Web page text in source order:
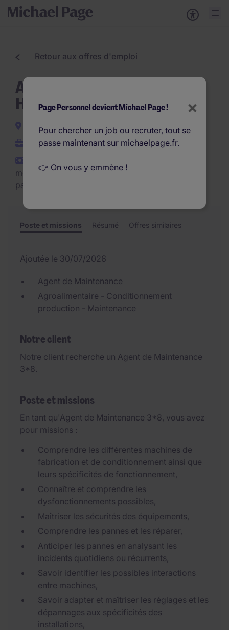
Retour aux offres d'emploi
Agent de Maintenance 3*8
H/F
Sorgues
CDI
mois (€24.000 - €27.600
par an)
Poste et missions Résumé Offres similaires
Ajoutée le 30/07/2026
Agent de Maintenance
Agroalimentaire - Conditionnement
production - Maintenance
Notre client
Notre client recherche un Agent de Maintenance
3*8.
Poste et missions
En tant qu'Agent de Maintenance 3*8, vous avez
pour missions :
Comprendre les différentes machines de
fabrication et de conditionnement ainsi que
leurs spécificités de fonctionnement,
Connaître et comprendre les
dysfonctionnements possibles,
Maîtriser les sécurités des équipements,
Comprendre les pannes et les réparer,
Anticiper les pannes en analysant les
incidents quotidiens ou récurrents,
Savoir identifier les possibles interactions
entre machines,
Savoir adapter et maîtriser les réglages et les
dépannages aux spécificités des
installations,
×
Page Personnel devient Michael Page !
Pour chercher un job ou recruter, tout se
passe maintenant sur michaelpage.fr.
👉 On vous y emmène !